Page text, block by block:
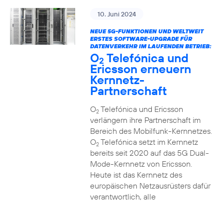
10. Juni 2024
NEUE 5G-FUNKTIONEN UND WELTWEIT
ERSTES SOFTWARE-UPGRADE FÜR
DATENVERKEHR IM LAUFENDEN BETRIEB:
O2 Telefónica und
Ericsson erneuern
Kernnetz-
Partnerschaft
O2Telefónica und Ericsson
verlängern ihre Partnerschaft im
Bereich des Mobilfunk-Kernnetzes.
O2Telefónica setzt im Kernnetz
bereits seit 2020 auf das 5G Dual-
Mode-Kernnetz von Ericsson.
Heute ist das Kernnetz des
europäischen Netzausrüsters dafür
verantwortlich, alle